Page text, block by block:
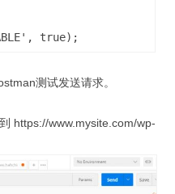
true);
测试发送请求。
https://www.mysite.com/wp-